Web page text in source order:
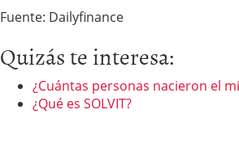
Fuente: Dailyfinance
Quizás te interesa:
¿Cuántas personas nacieron el
¿Qué es SOLVIT?